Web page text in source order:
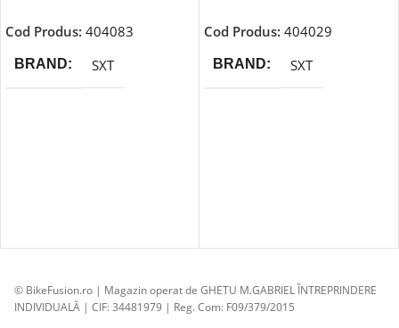
Cod Produs: 404083
BRAND SXT
Cod Produs: 404029
BRAND SXT
© BikeFusion.ro | Magazin operat de GHETU M.GABRIEL ÎNTREPRINDERE
INDIVIDUALĂ | CIF: 34481979 | Reg. Com: F09/379/2015